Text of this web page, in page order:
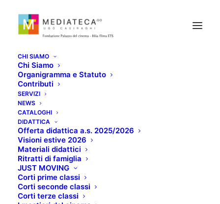
CHI SIAMO
Chi Siamo
Organigramma e Statuto
Contributi
SERVIZI
NEWS
CATALOGHI
DIDATTICA
Offerta didattica a.s. 2025/2026
Visioni estive 2026
Materiali didattici
Ritratti di famiglia
JUST MOVING
Corti prime classi
Corti seconde classi
Corti terze classi
EASY LIVING - LA
VITA FACILE
AGOSTO 29, 2022